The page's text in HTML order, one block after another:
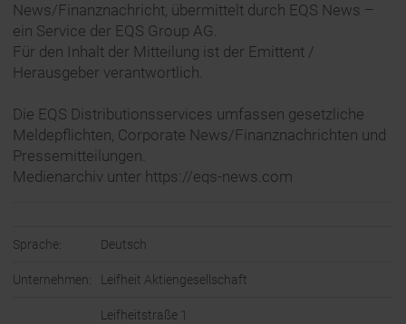
News/Finanznachricht, übermittelt durch EQS News –
ein Service der EQS Group AG.
Für den Inhalt der Mitteilung ist der Emittent /
Herausgeber verantwortlich.
Die EQS Distributionsservices umfassen gesetzliche
Meldepflichten, Corporate News/Finanznachrichten und
Pressemitteilungen.
Medienarchiv unter https://eqs-news.com
Sprache: Deutsch
Unternehmen: Leifheit Aktiengesellschaft
Leifheitstraße 1